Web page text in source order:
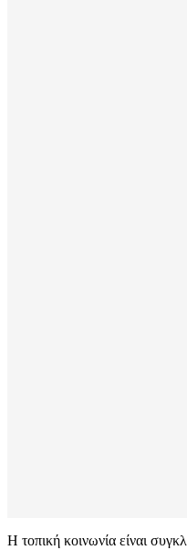
Η τοπική κοινωνία είναι